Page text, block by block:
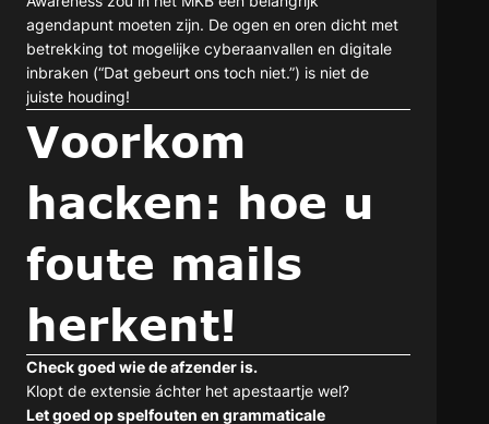
agendapunt moeten zijn. De ogen en oren dicht met
betrekking tot mogelijke cyberaanvallen en digitale
inbraken (“Dat gebeurt ons toch niet.”) is niet de
juiste houding!
Voorkom
hacken: hoe u
foute mails
herkent!
Check goed wie de afzender is.
Klopt de extensie áchter het apestaartje wel?
Let goed op spelfouten en grammaticale